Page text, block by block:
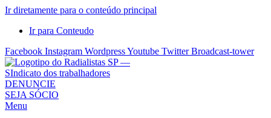
Ir diretamente para o conteúdo principal
Ir para Conteudo
Facebook Instagram WordpressYoutube Twitter Broadcast-tower
Sindicato
dos
Radialistas
DENUNCIE
SEJA SÓCIO
Menu